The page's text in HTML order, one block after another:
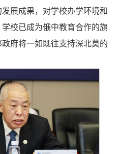
展成果，对学校办学环境和
校已成为俄中教育合作的旗
府将一如既往支持深北莫的